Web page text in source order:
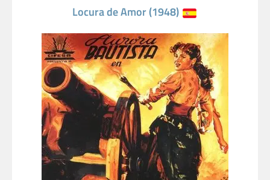
Locura de Amor (1948)